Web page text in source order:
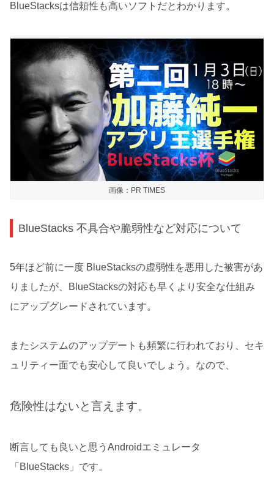
BlueStacksは信頼性も高いソフトだとわかります。
画像：PR TIMES
BlueStacks 不具合や脆弱性など対応について
5年ほど前に一度 BlueStacksの虚弱性を悪用した被害があ
りましたが、BlueStacksの対応も早くより安全な仕組み
にアップグレードされています。
またシステムのアップデートも頻繁に行われており、セキ
ュリティー面でも安心して良いでしょう。なので、
危険性はないと言えます。
断言しても良いと思うAndroidエミュレータ
「BlueStacks」です。